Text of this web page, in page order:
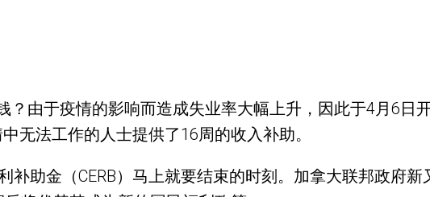
？由于疫情的影响而造成失业率大幅上升，因此于4月6日
无法工作的人士提供了16周的收入补助。
补助金（CERB）马上就要结束的时刻。加拿大联邦政府新